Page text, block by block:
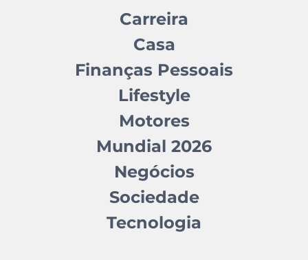
Carreira
Casa
Finanças Pessoais
Lifestyle
Motores
Mundial 2026
Negócios
Sociedade
Tecnologia